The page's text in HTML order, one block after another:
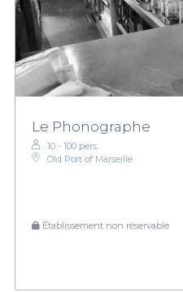
Le Phonographe
10 - 100 pers.
Old Port of Marseille
Établissement non réservable